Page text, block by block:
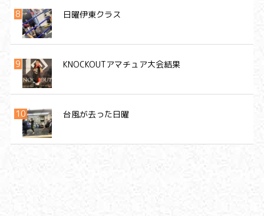
日曜伊東クラス
KNOCKOUTアマチュア大会結果
台風が去った日曜